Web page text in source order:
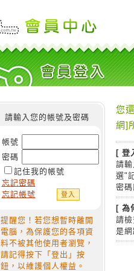
請輸入您的帳號及密碼
帳號
密碼
記住我的帳號
忘記密碼
忘記帳號
提醒您！若您想暫時離開
電腦，為保護您的各項資
料不被其他使用者瀏覽，
請記得按下「登出」按
鈕，以維護個人權益。
您
網]
[ 登
請
選"
密
[ 為
請
是